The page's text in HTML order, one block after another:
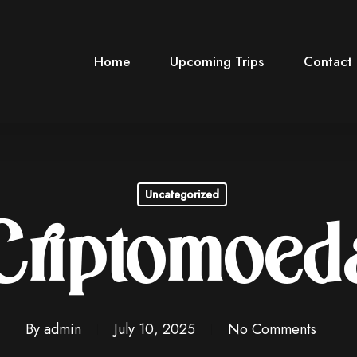
Home Upcoming Trips Contact
Uncategorized
By admin July 10, 2025 No Comments